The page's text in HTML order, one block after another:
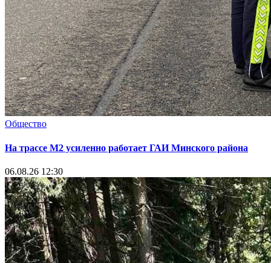
Общество
На трассе М2 усиленно работает ГАИ Минского района
06.08.26 12:30